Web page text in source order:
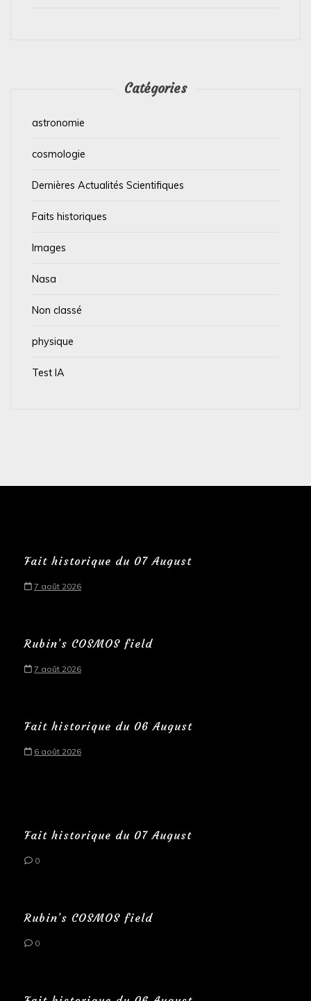
Catégories
astronomie
cosmologie
Dernières Actualités Scientifiques
Faits historiques
Images
Nasa
Non classé
physique
Test IA
Fait historique du 07 August
7 août 2026
Rubin’s COSMOS field
7 août 2026
Fait historique du 06 August
6 août 2026
Fait historique du 07 August
0
Rubin’s COSMOS field
0